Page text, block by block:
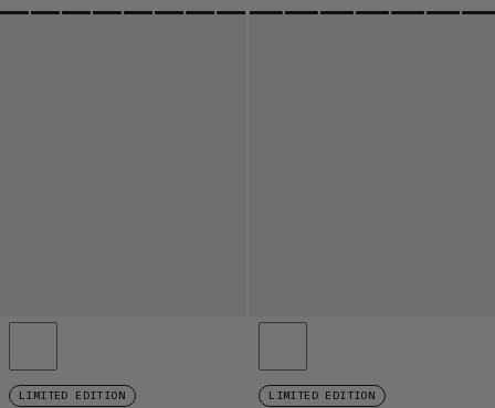
LIMITED EDITION LIMITED EDITION